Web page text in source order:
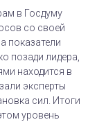
в Госдуму
со своей
показатели
позади лидера,
находится в
эксперты
сил. Итоги
уровень